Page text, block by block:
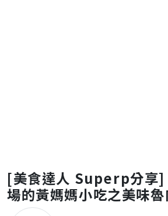
[美食達人 Superp分享]
場的黃媽媽小吃之美味